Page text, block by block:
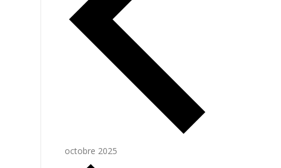
octobre 2025